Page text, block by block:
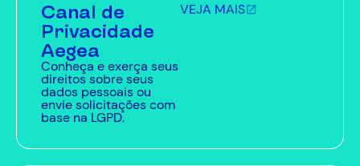
Canal de
Privacidade
Aegea
Conheça e exerça seus
direitos sobre seus
dados pessoais ou
envie solicitações com
base na LGPD.
VEJA MAIS